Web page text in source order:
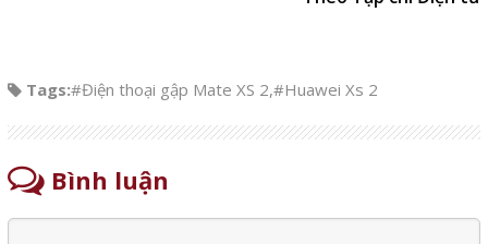
Tags:#Điện thoại gập Mate XS 2,#Huawei Xs 2
Bình luận